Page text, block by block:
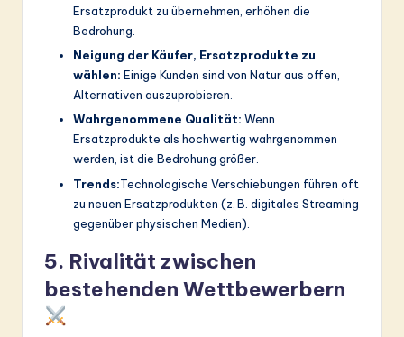
Ersatzprodukt zu übernehmen, erhöhen die
Bedrohung.
Neigung der Käufer, Ersatzprodukte zu
wählen: Einige Kunden sind von Natur aus offen,
Alternativen auszuprobieren.
Wahrgenommene Qualität: Wenn
Ersatzprodukte als hochwertig wahrgenommen
werden, ist die Bedrohung größer.
Trends:Technologische Verschiebungen führen oft
zu neuen Ersatzprodukten (z. B. digitales Streaming
gegenüber physischen Medien).
5. Rivalität zwischen
bestehenden Wettbewerbern